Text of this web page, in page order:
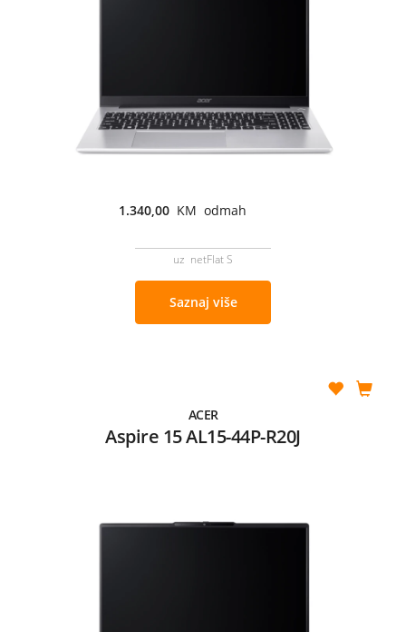
1.340,00 KM odmah
uz netFlat S
Saznaj više
ACER
Aspire 15 AL15-44P-R20J